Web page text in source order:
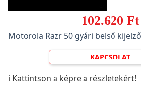
102.620 Ft
Motorola Razr 50 gyári belső kijelző
KAPCSOLAT
ℹ️ Kattintson a képre a részletekért!